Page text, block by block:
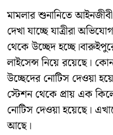
মামলার শুনানিতে
দেখা যাচ্ছে যাত্রীরা
থেকে উচ্ছেদ
লাইসেন্স নিয়ে রয়েছে।
উচ্ছেদের নোটিস দেওয়া
স্টেশন থেকে প্রায় এক
নোটিস দেওয়া হয়েছে।
আছে।